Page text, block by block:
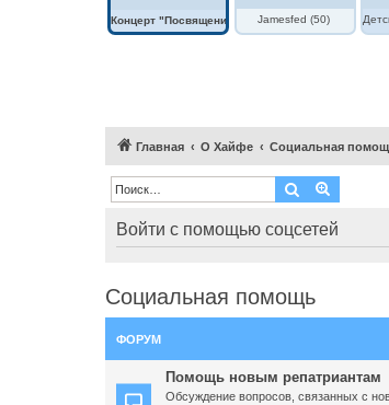
Концерт "Посвящение Элле Фицджеральд"
Jamesfed (50)
Главная О Хайфе Социальная
Поиск
Войти с помощью соцсетей
Социальная помощь
ФОРУМ
Помощь новым репатриантам
Обсуждение вопросов, связанных с